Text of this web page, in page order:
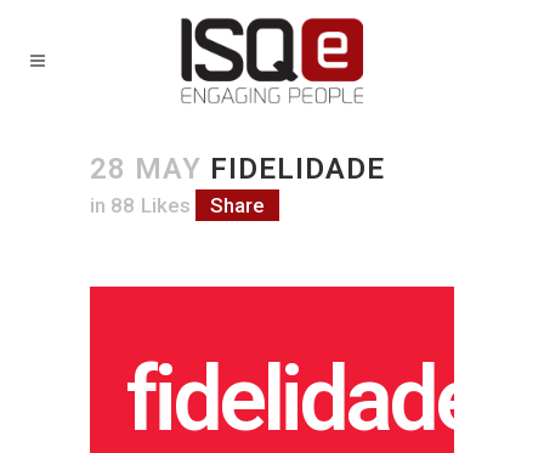
28 MAY FIDELIDADE
in 88 Likes Share
fidelidade